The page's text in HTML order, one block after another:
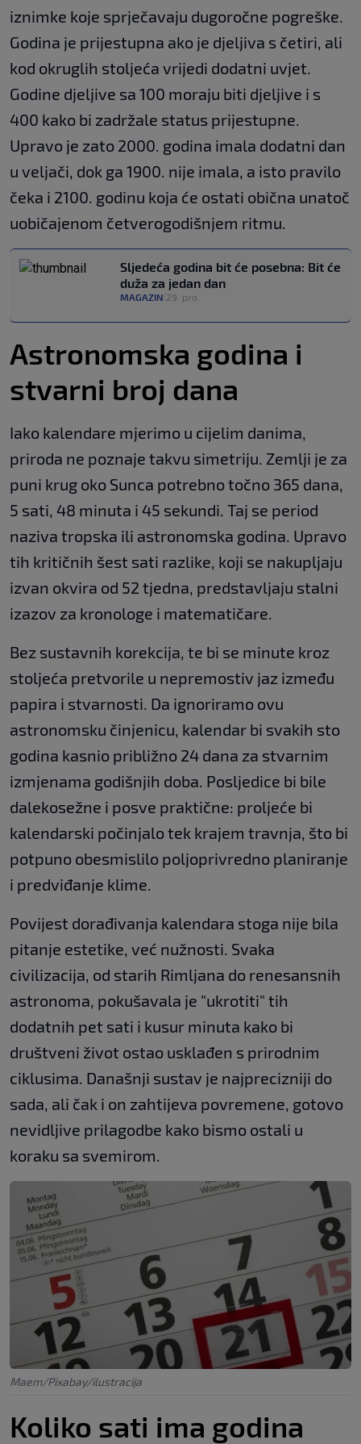
iznimke koje sprječavaju dugoročne pogreške.
Godina je prijestupna ako je djeljiva s četiri, ali
kod okruglih stoljeća vrijedi dodatni uvjet.
Godine djeljive sa 100 moraju biti djeljive i s
400 kako bi zadržale status prijestupne.
Upravo je zato 2000. godina imala dodatni dan
u veljači, dok ga 1900. nije imala, a isto pravilo
čeka i 2100. godinu koja će ostati obična unatoč
uobičajenom četverogodišnjem ritmu.
Sljedeća godina bit će posebna: Bit će
duža za jedan dan
MAGAZIN 29. pro.
Astronomska godina i
stvarni broj dana
Iako kalendare mjerimo u cijelim danima,
priroda ne poznaje takvu simetriju. Zemlji je za
puni krug oko Sunca potrebno točno 365 dana,
5 sati, 48 minuta i 45 sekundi. Taj se period
naziva tropska ili astronomska godina. Upravo
tih kritičnih šest sati razlike, koji se nakupljaju
izvan okvira od 52 tjedna, predstavljaju stalni
izazov za kronologe i matematičare.
Bez sustavnih korekcija, te bi se minute kroz
stoljeća pretvorile u nepremostiv jaz između
papira i stvarnosti. Da ignoriramo ovu
astronomsku činjenicu, kalendar bi svakih sto
godina kasnio približno 24 dana za stvarnim
izmjenama godišnjih doba. Posljedice bi bile
dalekosežne i posve praktične: proljeće bi
kalendarski počinjalo tek krajem travnja, što bi
potpuno obesmislilo poljoprivredno planiranje
i predviđanje klime.
Povijest dorađivanja kalendara stoga nije bila
pitanje estetike, već nužnosti. Svaka
civilizacija, od starih Rimljana do renesansnih
astronoma, pokušavala je "ukrotiti" tih
dodatnih pet sati i kusur minuta kako bi
društveni život ostao usklađen s prirodnim
ciklusima. Današnji sustav je najprecizniji do
sada, ali čak i on zahtijeva povremene, gotovo
nevidljive prilagodbe kako bismo ostali u
koraku sa svemirom.
Maem/Pixabay/ilustracija
Koliko sati ima godina